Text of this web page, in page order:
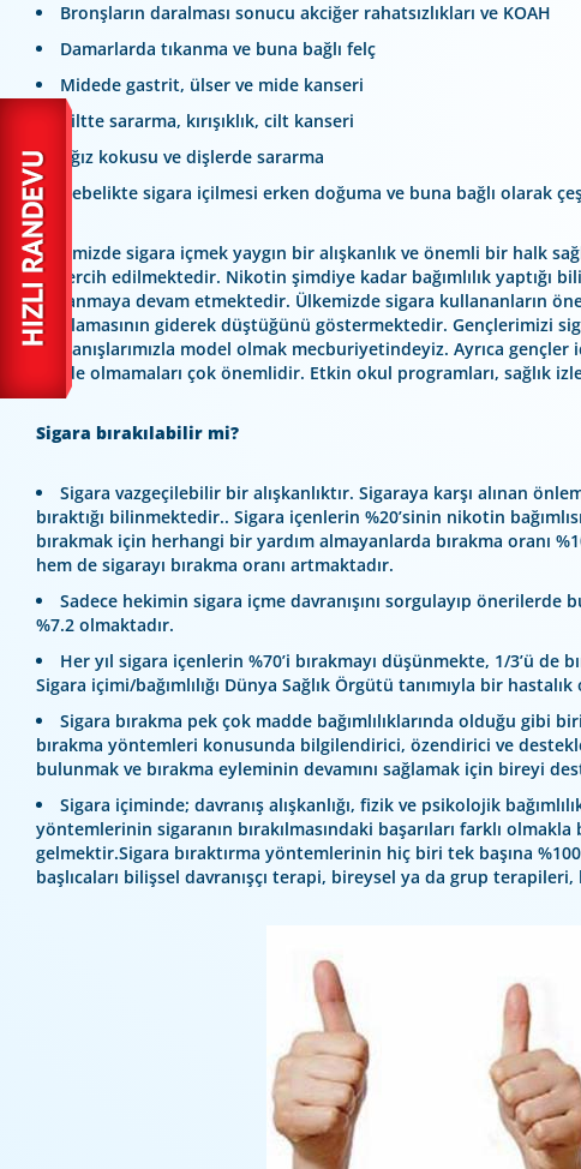
Bronşların daralması sonucu akciğer rahatsızlıkları ve KOAH
Damarlarda tıkanma ve buna bağlı felç
Midede gastrit, ülser ve mide kanseri
Ciltte sararma, kırışıklık, cilt kanseri
Ağız kokusu ve dişlerde sararma
Gebelikte sigara içilmesi erken doğuma ve buna bağlı olarak
Ülkemizde sigara içmek yaygın bir alışkanlık ve önemli bir halk
ve tercih edilmektedir. Nikotin şimdiye kadar bağımlılık yaptığı
kullanmaya devam etmektedir. Ülkemizde sigara kullananların
ortalamasının giderek düştüğünü göstermektedir. Gençlerimizi
davranışlarımızla model olmak mecburiyetindeyiz. Ayrıca
içinde olmamaları çok önemlidir. Etkin okul programları, sağlık
Sigara bırakılabilir mi?
Sigara vazgeçilebilir bir alışkanlıktır. Sigaraya karşı alınan
bıraktığı bilinmektedir.. Sigara içenlerin %20’sinin nikotin
bırakmak için herhangi bir yardım almayanlarda bırakma oranı
hem de sigarayı bırakma oranı artmaktadır.
Sadece hekimin sigara içme davranışını sorgulayıp
%7.2 olmaktadır.
Her yıl sigara içenlerin %70’i bırakmayı düşünmekte, 1/3’ü
Sigara içimi/bağımlılığı Dünya Sağlık Örgütü tanımıyla bir
Sigara bırakma pek çok madde bağımlılıklarında olduğu
bırakma yöntemleri konusunda bilgilendirici, özendirici ve
bulunmak ve bırakma eyleminin devamını sağlamak için bireyi
Sigara içiminde; davranış alışkanlığı, fizik ve psikolojik
yöntemlerinin sigaranın bırakılmasındaki başarıları farklı
gelmektir.Sigara bıraktırma yöntemlerinin hiç biri tek başına
başlıcaları bilişsel davranışçı terapi, bireysel ya da grup